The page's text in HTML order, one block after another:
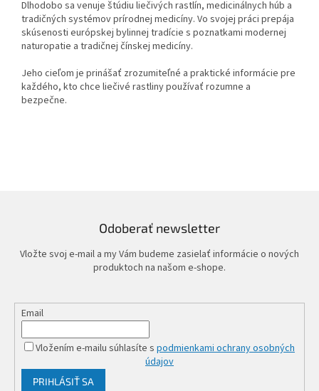
Dlhodobo sa venuje štúdiu liečivých rastlín, medicinálnych húb a
tradičných systémov prírodnej medicíny. Vo svojej práci prepája
skúsenosti európskej bylinnej tradície s poznatkami modernej
naturopatie a tradičnej čínskej medicíny.
Jeho cieľom je prinášať zrozumiteľné a praktické informácie pre
každého, kto chce liečivé rastliny používať rozumne a
bezpečne.
Odoberať newsletter
Vložte svoj e-mail a my Vám budeme zasielať informácie o nových
produktoch na našom e-shope.
Email
Vložením e-mailu súhlasíte s podmienkami ochrany osobných
údajov
PRIHLÁSIŤ SA